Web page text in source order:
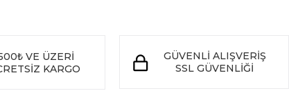
₺VE ÜZERİ
KARGO
GÜVENLİ ALIŞVERİŞ
SSL GÜVENLİĞİ